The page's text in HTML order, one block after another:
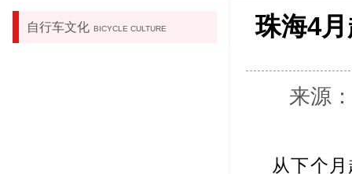
自行车文化 BICYCLE CULTURE 珠海4
来源
从下个